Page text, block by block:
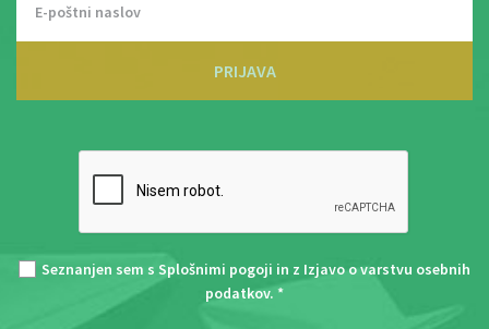
PRIJAVA
Seznanjen sem s Splošnimi pogoji in z Izjavo o varstvu osebnih
podatkov. *